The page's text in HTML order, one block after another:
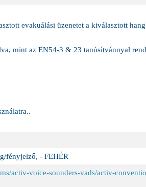
evakuálási üzenetet a kiválasztott
mint az EN54-3 & 23 tanúsítvánnyal
fényjelző, - FEHÉR
activ-voice-sounders-vads/activ-